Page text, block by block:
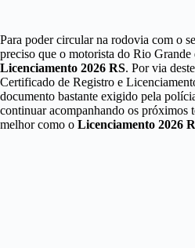
Para poder circular na rodovia com o
preciso que o motorista do Rio
Licenciamento 2026 RS. Por via
Certificado de Registro e
documento bastante exigido pela
continuar acompanhando os próximos
melhor como o Licenciamento 2026